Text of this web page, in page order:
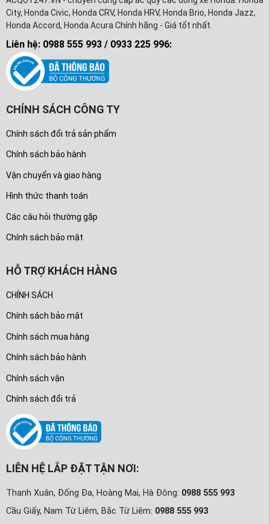
City, Honda Civic, Honda CRV, Honda HRV, Honda Brio, Honda Jazz,
Honda Accord, Honda Acura Chính hãng - Giá tốt nhất.
Liên hệ: 0988 555 993 / 0933 225 996:
CHÍNH SÁCH CÔNG TY
Chính sách đổi trả sản phẩm
Chính sách bảo hành
Vận chuyển và giao hàng
Hình thức thanh toán
Các câu hỏi thường gặp
Chính sách bảo mật
HỖ TRỢ KHÁCH HÀNG
CHÍNH SÁCH
Chính sách bảo mật
Chính sách mua hàng
Chính sách bảo hành
Chính sách vận
Chính sách đổi trả
LIÊN HỆ LẮP ĐẶT TẬN NƠI:
Thanh Xuân, Đống Đa, Hoàng Mai, Hà Đông: 0988 555 993
Cầu Giấy, Nam Từ Liêm, Bắc Từ Liêm: 0988 555 993